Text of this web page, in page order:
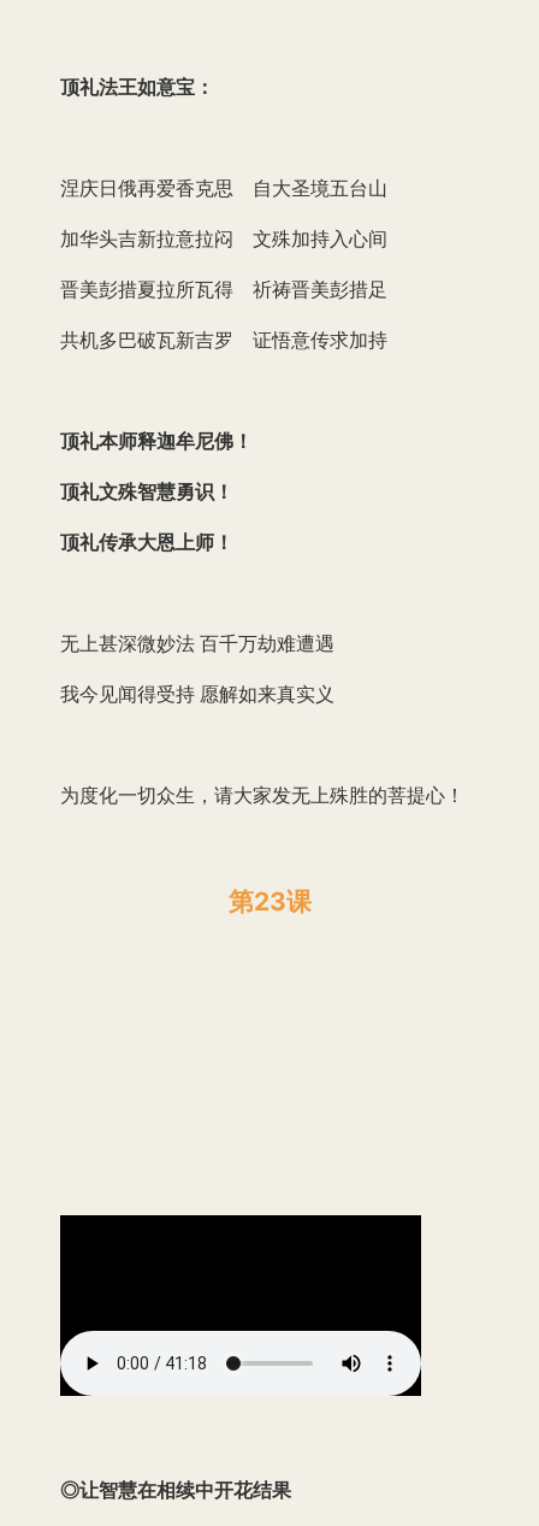
顶礼法王如意宝：
涅庆日俄再爱香克思 自大圣境五台山
加华头吉新拉意拉闷 文殊加持入心间
晋美彭措夏拉所瓦得 祈祷晋美彭措足
共机多巴破瓦新吉罗 证悟意传求加持
顶礼本师释迦牟尼佛！
顶礼文殊智慧勇识！
顶礼传承大恩上师！
无上甚深微妙法 百千万劫难遭遇
我今见闻得受持 愿解如来真实义
为度化一切众生，请大家发无上殊胜的菩提心！
第23课
◎让智慧在相续中开花结果